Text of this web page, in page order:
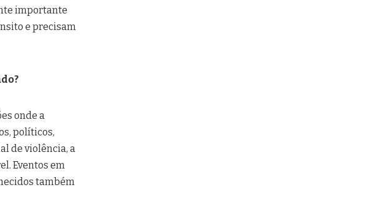
importante
e precisam
onde a
políticos,
de violência, a
Eventos em
também